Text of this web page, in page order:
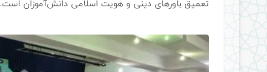
تعمیق باورهای دینی و هویت اسلامی دانش‌آموزان است.